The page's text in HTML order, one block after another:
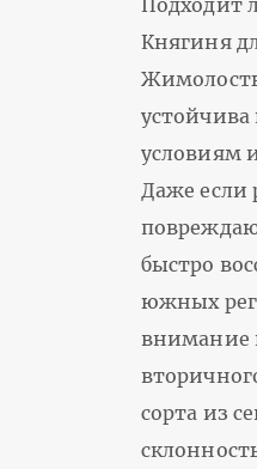
Княгиня
условиям
Даже если
быстро
южных
внимание
сорта из